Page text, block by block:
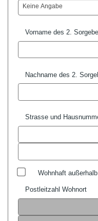
Keine Angabe
Vorname des 2.
Nachname des 2.
Strasse und
Wohnhaft
Postleitzahl Wohnort